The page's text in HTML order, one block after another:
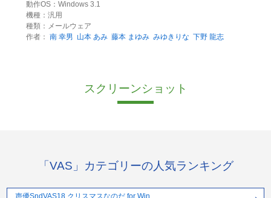
動作OS：Windows 3.1
機種：汎用
種類：メールウェア
作者： 南 幸男 山本 あみ 藤本 まゆみ みゆきりな 下野 龍志
スクリーンショット
「VAS」カテゴリーの人気ランキング
声優SndVAS18 クリスマスなのだ for Win